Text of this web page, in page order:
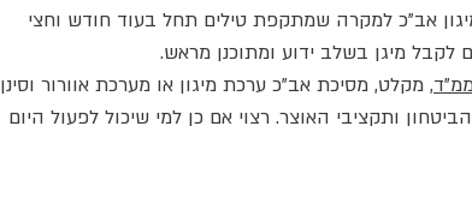
אב"כ למקרה שמתקפת טילים תחל בעוד חודש וחצי
, מקלט, מסיכת אב"כ ערכת מיגון או מערכת אוורור וסינן
ותקציבי האוצר. רצוי אם כן למי שיכול לפעול היום